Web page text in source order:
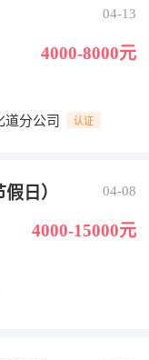
04-13
4000-8000元
分公司 认证
日） 04-08
4000-15000元